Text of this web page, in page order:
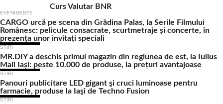
Curs Valutar BNR
EVENIMENTE
CARGO urcă pe scena din Grădina Palas, la Serile Filmului
Românesc: pelicule consacrate, scurtmetraje și concerte, în
prezența unor invitați speciali
STIRI
MR.DIY a deschis primul magazin din regiunea de est, la Iulius
Mall Iași: peste 10.000 de produse, la prețuri avantajoase
STIRI
Panouri publicitare LED gigant şi cruci luminoase pentru
farmacie, produse la Iaşi de Techno Fusion
STIRI